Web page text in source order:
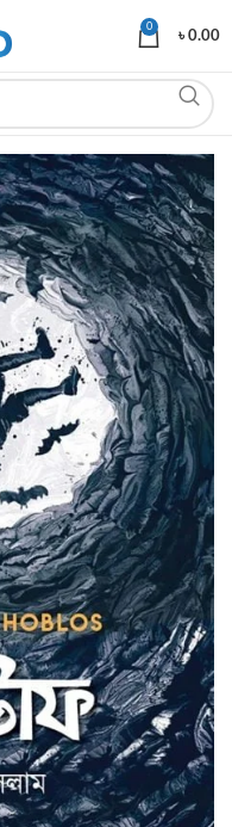
0
৳0.00